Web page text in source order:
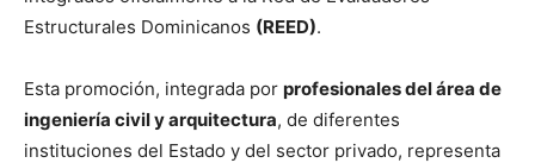
Estructurales Dominicanos (REED).
Esta promoción, integrada por profesionales del área de
ingeniería civil y arquitectura, de diferentes
instituciones del Estado y del sector privado, representa